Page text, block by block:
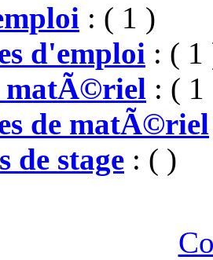
: ( 1 )
d'emploi : ( 1
matÃ©riel : ( 1
de matÃ©riel
de stage : ( )